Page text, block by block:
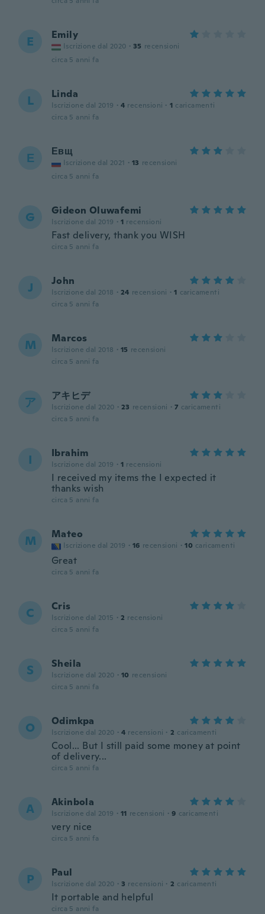
E Emily
Iscrizione dal 2020 · 35 recensioni
circa 5 anni fa
L Linda
Iscrizione dal 2019 · 4 recensioni · 1 caricamenti
circa 5 anni fa
Е Евщ
Iscrizione dal 2021 · 13 recensioni
circa 5 anni fa
G Gideon Oluwafemi
Iscrizione dal 2019 · 1 recensioni
Fast delivery, thank you WISH
circa 5 anni fa
J John
Iscrizione dal 2018 · 24 recensioni · 1 caricamenti
circa 5 anni fa
M Marcos
Iscrizione dal 2018 · 15 recensioni
circa 5 anni fa
ア アキヒデ
Iscrizione dal 2020 · 23 recensioni · 7 caricamenti
circa 5 anni fa
I Ibrahim
Iscrizione dal 2019 · 1 recensioni
I received my items the I expected it
thanks wish
circa 5 anni fa
M Mateo
Iscrizione dal 2019 · 16 recensioni · 10 caricamenti
Great
circa 5 anni fa
C Cris
Iscrizione dal 2015 · 2 recensioni
circa 5 anni fa
S Sheila
Iscrizione dal 2020 · 10 recensioni
circa 5 anni fa
O Odimkpa
Iscrizione dal 2020 · 4 recensioni · 2 caricamenti
Cool... But I still paid some money at point
of delivery...
circa 5 anni fa
A Akinbola
Iscrizione dal 2019 · 11 recensioni · 9 caricamenti
very nice
circa 5 anni fa
P Paul
Iscrizione dal 2020 · 3 recensioni · 2 caricamenti
It portable and helpful
circa 5 anni fa